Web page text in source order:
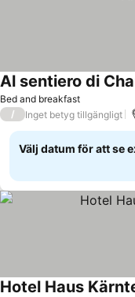
Bed and breakfast
Al sentiero di
/ Inget betyg tillgängligt
Välj datum för att se
Hotel Haus